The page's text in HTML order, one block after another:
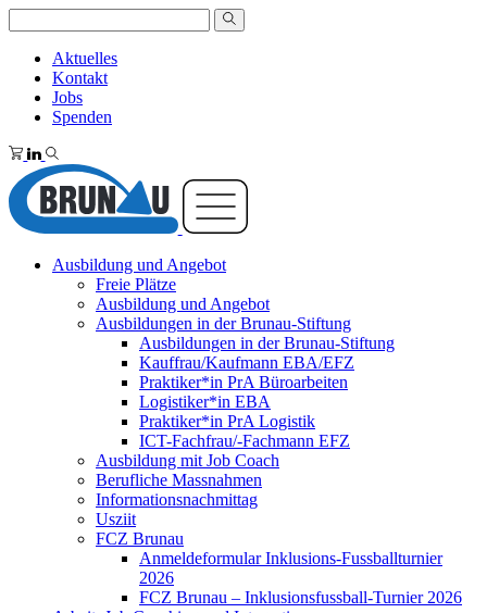
Aktuelles
Kontakt
Jobs
Spenden
Ausbildung und Angebot
Freie Plätze
Ausbildung und Angebot
Ausbildungen in der Brunau-Stiftung
Ausbildungen in der Brunau-Stiftung
Kauffrau/Kaufmann EBA/EFZ
Praktiker*in PrA Büroarbeiten
Logistiker*in EBA
Praktiker*in PrA Logistik
ICT-Fachfrau/-Fachmann EFZ
Ausbildung mit Job Coach
Berufliche Massnahmen
Informationsnachmittag
Usziit
FCZ Brunau
Anmeldeformular Inklusions-Fussballturnier
2026
FCZ Brunau – Inklusionsfussball-Turnier 2026